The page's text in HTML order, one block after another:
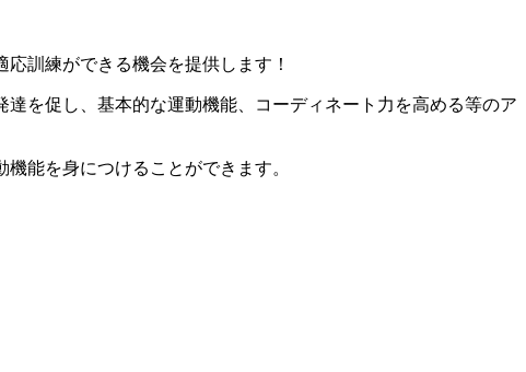
訓練ができる機会を提供します！
を促し、基本的な運動機能、コーディネート力を高める等のア
能を身につけることができます。